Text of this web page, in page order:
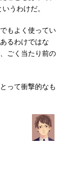
うわけだ。
もよく使ってい
るわけではな
ごく当たり前の
って衝撃的なも